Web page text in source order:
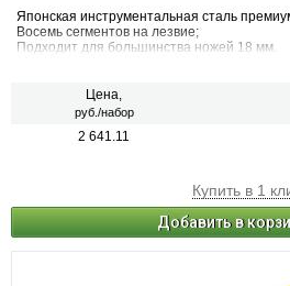
Японская инструментальная сталь
Восемь сегментов на лезвие;
Подходит для большинства ножей 18 мм.
Цена,
руб./набор
2 641.11
Купить в 1
Добавить в